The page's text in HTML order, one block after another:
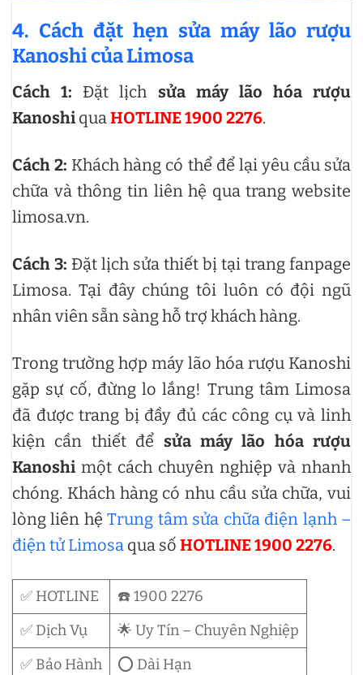
4. Cách đặt hẹn sửa máy lão rượu
Kanoshi của Limosa
Cách 1: Đặt lịch sửa máy lão hóa rượu
Kanoshi quaHOTLINE 1900 2276.
Cách 2: Khách hàng có thể để lại yêu cầu sửa
chữa và thông tin liên hệ qua trang website
limosa.vn.
Cách 3: Đặt lịch sửa thiết bị tại trang fanpage
Limosa. Tại đây chúng tôi luôn có đội ngũ
nhân viên sẵn sàng hỗ trợ khách hàng.
Trong trường hợp máy lão hóa rượu Kanoshi
gặp sự cố, đừng lo lắng! Trung tâm Limosa
đã được trang bị đầy đủ các công cụ và linh
kiện cần thiết để sửa máy lão hóa rượu
Kanoshi một cách chuyên nghiệp và nhanh
chóng. Khách hàng có nhu cầu sửa chữa, vui
lòng liên hệTrung tâm sửa chữa điện lạnh –
điện tử Limosa qua số HOTLINE 1900 2276.
✅ HOTLINE
☎️ 1900 2276
✅ Dịch Vụ
🌟 Uy Tín – Chuyên Nghiệp
✅ Bảo Hành
⭕ Dài Hạn